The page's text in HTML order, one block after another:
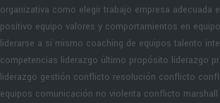
organizativa como elegir trabajo empresa adecuada
positivo equipo valores y comportamientos en equipo
liderarse a sí mismo coaching de equipos talento
competencias liderazgo último propósito liderazgo
liderazgo gestión conflicto resolución conflicto
equipos comunicación no violenta conflicto marshall